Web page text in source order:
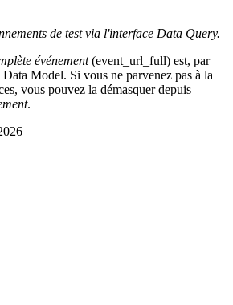
de test via l'interface Data Query.
événement(event_url_full) est, par
Data Model. Si vous ne parvenez pas à la
vous pouvez la démasquer depuis
.